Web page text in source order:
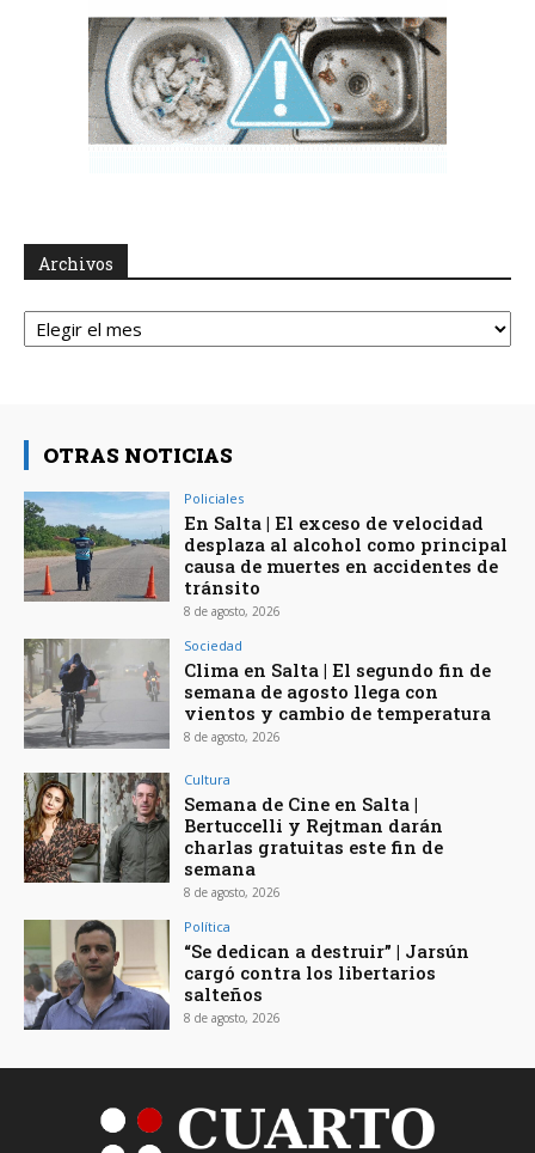
Archivos
Archivos
OTRAS NOTICIAS
Policiales
En Salta | El exceso de velocidad
desplaza al alcohol como principal
causa de muertes en accidentes de
tránsito
8 de agosto, 2026
Sociedad
Clima en Salta | El segundo fin de
semana de agosto llega con
vientos y cambio de temperatura
8 de agosto, 2026
Cultura
Semana de Cine en Salta |
Bertuccelli y Rejtman darán
charlas gratuitas este fin de
semana
8 de agosto, 2026
Política
“Se dedican a destruir” | Jarsún
cargó contra los libertarios
salteños
8 de agosto, 2026